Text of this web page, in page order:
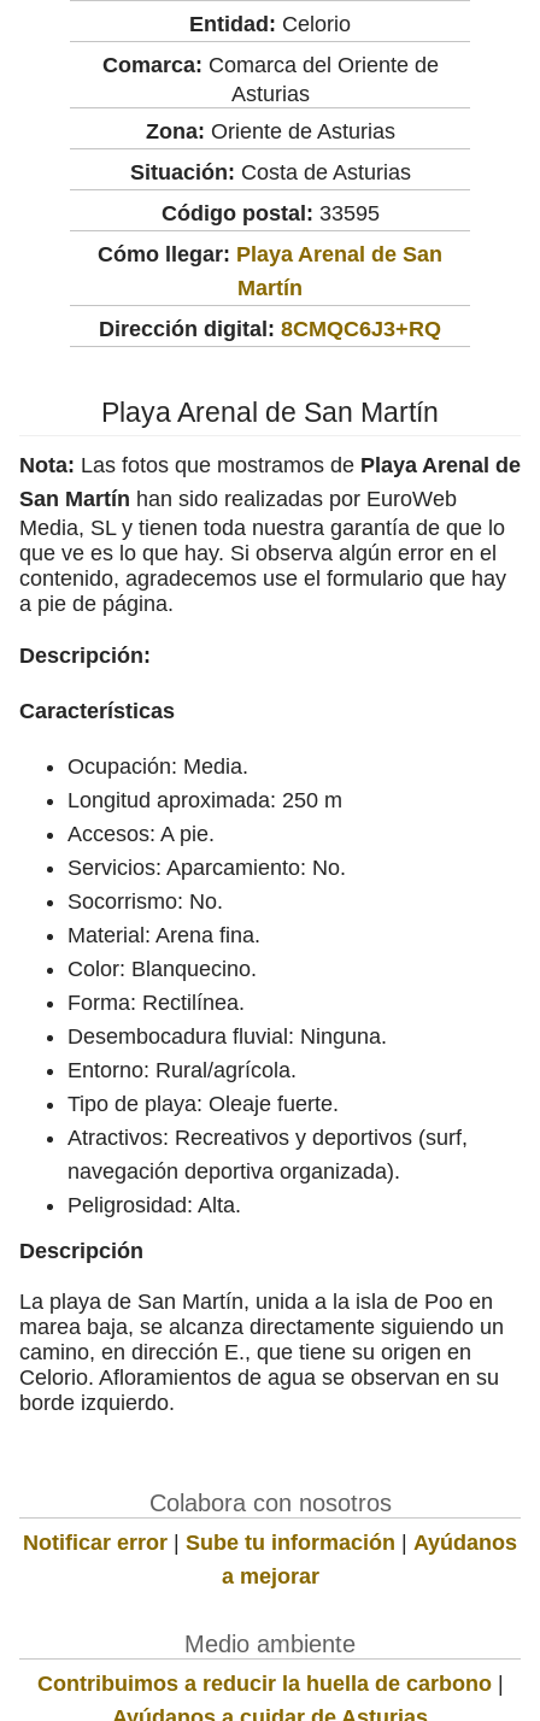
Entidad: Celorio
Comarca: Comarca del Oriente de
Asturias
Zona: Oriente de Asturias
Situación: Costa de Asturias
Código postal: 33595
Cómo llegar: Playa Arenal de San
Martín
Dirección digital: 8CMQC6J3+RQ
Playa Arenal de San Martín
Nota: Las fotos que mostramos de Playa Arenal de
San Martín han sido realizadas por EuroWeb
Media, SL y tienen toda nuestra garantía de que lo
que ve es lo que hay. Si observa algún error en el
contenido, agradecemos use el formulario que hay
a pie de página.
Descripción:
Características
Ocupación: Media.
Longitud aproximada: 250 m
Accesos: A pie.
Servicios: Aparcamiento: No.
Socorrismo: No.
Material: Arena fina.
Color: Blanquecino.
Forma: Rectilínea.
Desembocadura fluvial: Ninguna.
Entorno: Rural/agrícola.
Tipo de playa: Oleaje fuerte.
Atractivos: Recreativos y deportivos (surf,
navegación deportiva organizada).
Peligrosidad: Alta.
Descripción
La playa de San Martín, unida a la isla de Poo en
marea baja, se alcanza directamente siguiendo un
camino, en dirección E., que tiene su origen en
Celorio. Afloramientos de agua se observan en su
borde izquierdo.
Colabora con nosotros
Notificar error | Sube tu información | Ayúdanos
a mejorar
Medio ambiente
Contribuimos a reducir la huella de carbono|